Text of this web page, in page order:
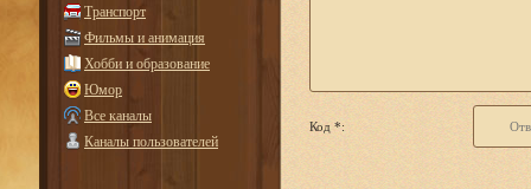
Транспорт
Фильмы и анимация
Хобби и образование
Юмор
Все каналы
Каналы пользователей
Код *: